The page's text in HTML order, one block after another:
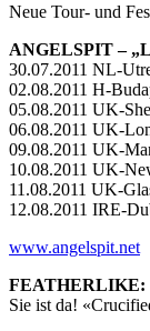
Neue Tour- und
ANGELSPIT –
30.07.2011 NL-
02.08.2011 H-
05.08.2011 UK-
06.08.2011 UK-
09.08.2011 UK-
10.08.2011 UK-
11.08.2011 UK-
12.08.2011 IRE-
www.angelspit.net
FEATHERLIKE:
Sie ist da!